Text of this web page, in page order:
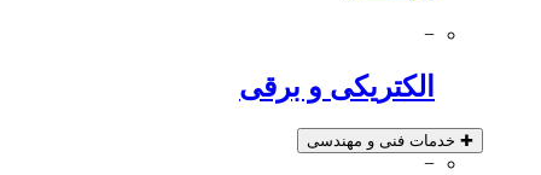
−
الکتریکی و برقی
✚ خدمات فنی و مهندسی
−